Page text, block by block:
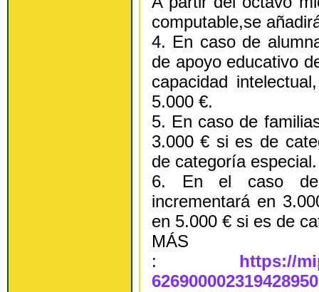
computable,se
4. En caso de
de apoyo educativo
capacidad
5.000 €.
5. En caso de
3.000 € si es de
de categoría
6. En el caso de
incrementará en
en 5.000 € si es de
MÁS
: https://